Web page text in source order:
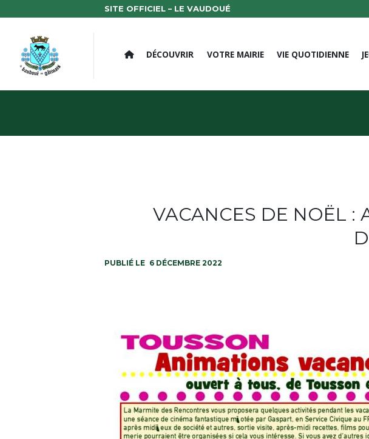
SITE OFFICIEL – LE VAUDOUÉ
DÉCOUVRIR VOTRE MAIRIE VIE QUOTIDIENNE
VACANCES DE NOËL :
6 DÉCEMBRE 2022